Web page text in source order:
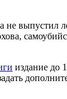
выпустил
издание до